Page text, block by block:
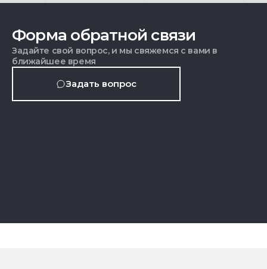
Форма обратной связи
Задайте свой вопрос, и мы свяжемся с вами в
ближайшее время
Задать вопрос